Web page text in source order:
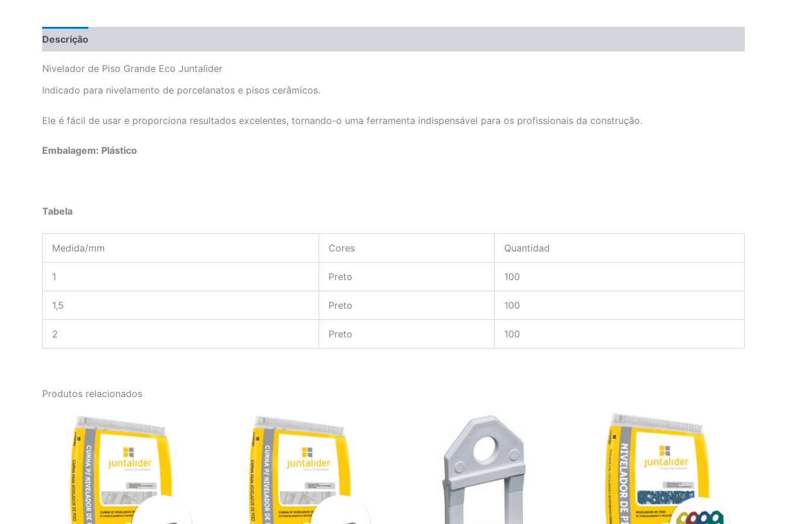
Descrição
Nivelador de Piso Grande Eco Juntalider
Indicado para nivelamento de porcelanatos e pisos cerâmicos.
Ele é fácil de usar e proporciona resultados excelentes, tornando-o uma ferramenta indispensável para os profissionais da construção.
Embalagem: Plástico
Tabela
Medida/mm Cores Quantidad
1 Preto 100
1,5 Preto 100
2 Preto 100
Produtos relacionados